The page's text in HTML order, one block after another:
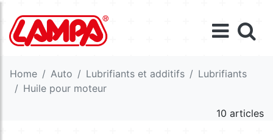
Home Auto Lubrifiants et additifs
Lubrifiants
Huile pour moteur
10 articles